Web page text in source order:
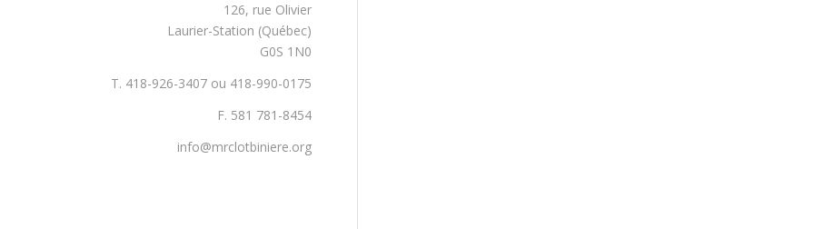
126, rue Olivier
Laurier-Station (Québec)
G0S 1N0
T. 418-926-3407 ou 418-990-0175
F. 581 781-8454
info@mrclotbiniere.org